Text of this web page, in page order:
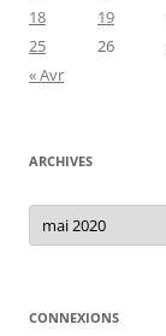
18
19
25
26
« Avr
ARCHIVES
Archives
CONNEXIONS